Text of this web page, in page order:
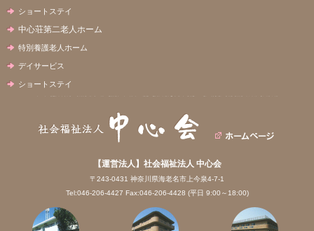
ショートステイ
中心荘第二老人ホーム
特別養護老人ホーム
デイサービス
ショートステイ
【運営法人】社会福祉法人 中心会
〒243-0431 神奈川県海老名市上今泉4-7-1
Tel:046-206-4427 Fax:046-206-4428 (平日 9:00～18:00)